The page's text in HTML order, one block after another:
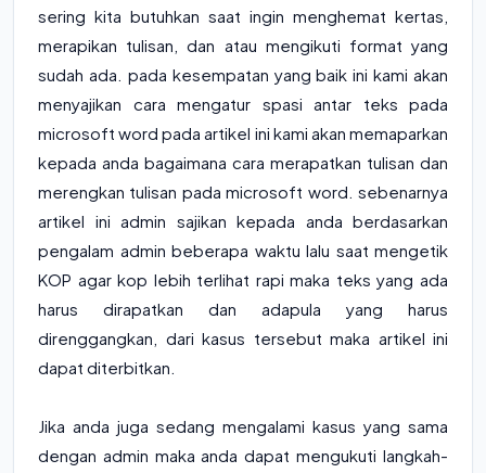
sering kita butuhkan saat ingin menghemat kertas,
merapikan tulisan, dan atau mengikuti format yang
sudah ada. pada kesempatan yang baik ini kami akan
menyajikan cara mengatur spasi antar teks pada
microsoft word pada artikel ini kami akan memaparkan
kepada anda bagaimana cara merapatkan tulisan dan
merengkan tulisan pada microsoft word. sebenarnya
artikel ini admin sajikan kepada anda berdasarkan
pengalam admin beberapa waktu lalu saat mengetik
KOP agar kop lebih terlihat rapi maka teks yang ada
harus dirapatkan dan adapula yang harus
direnggangkan, dari kasus tersebut maka artikel ini
dapat diterbitkan.
Jika anda juga sedang mengalami kasus yang sama
dengan admin maka anda dapat mengukuti langkah-